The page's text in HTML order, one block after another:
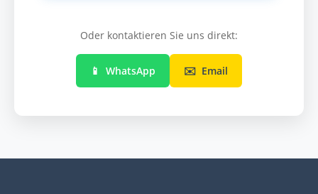
Oder kontaktieren Sie uns direkt:
📱 WhatsApp ✉️ Email